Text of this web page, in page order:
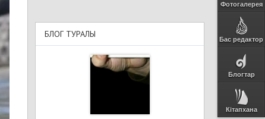
Фотогалерея
Бас редактор
Блогтар
Кітапхана
БЛОГ ТУРАЛЫ